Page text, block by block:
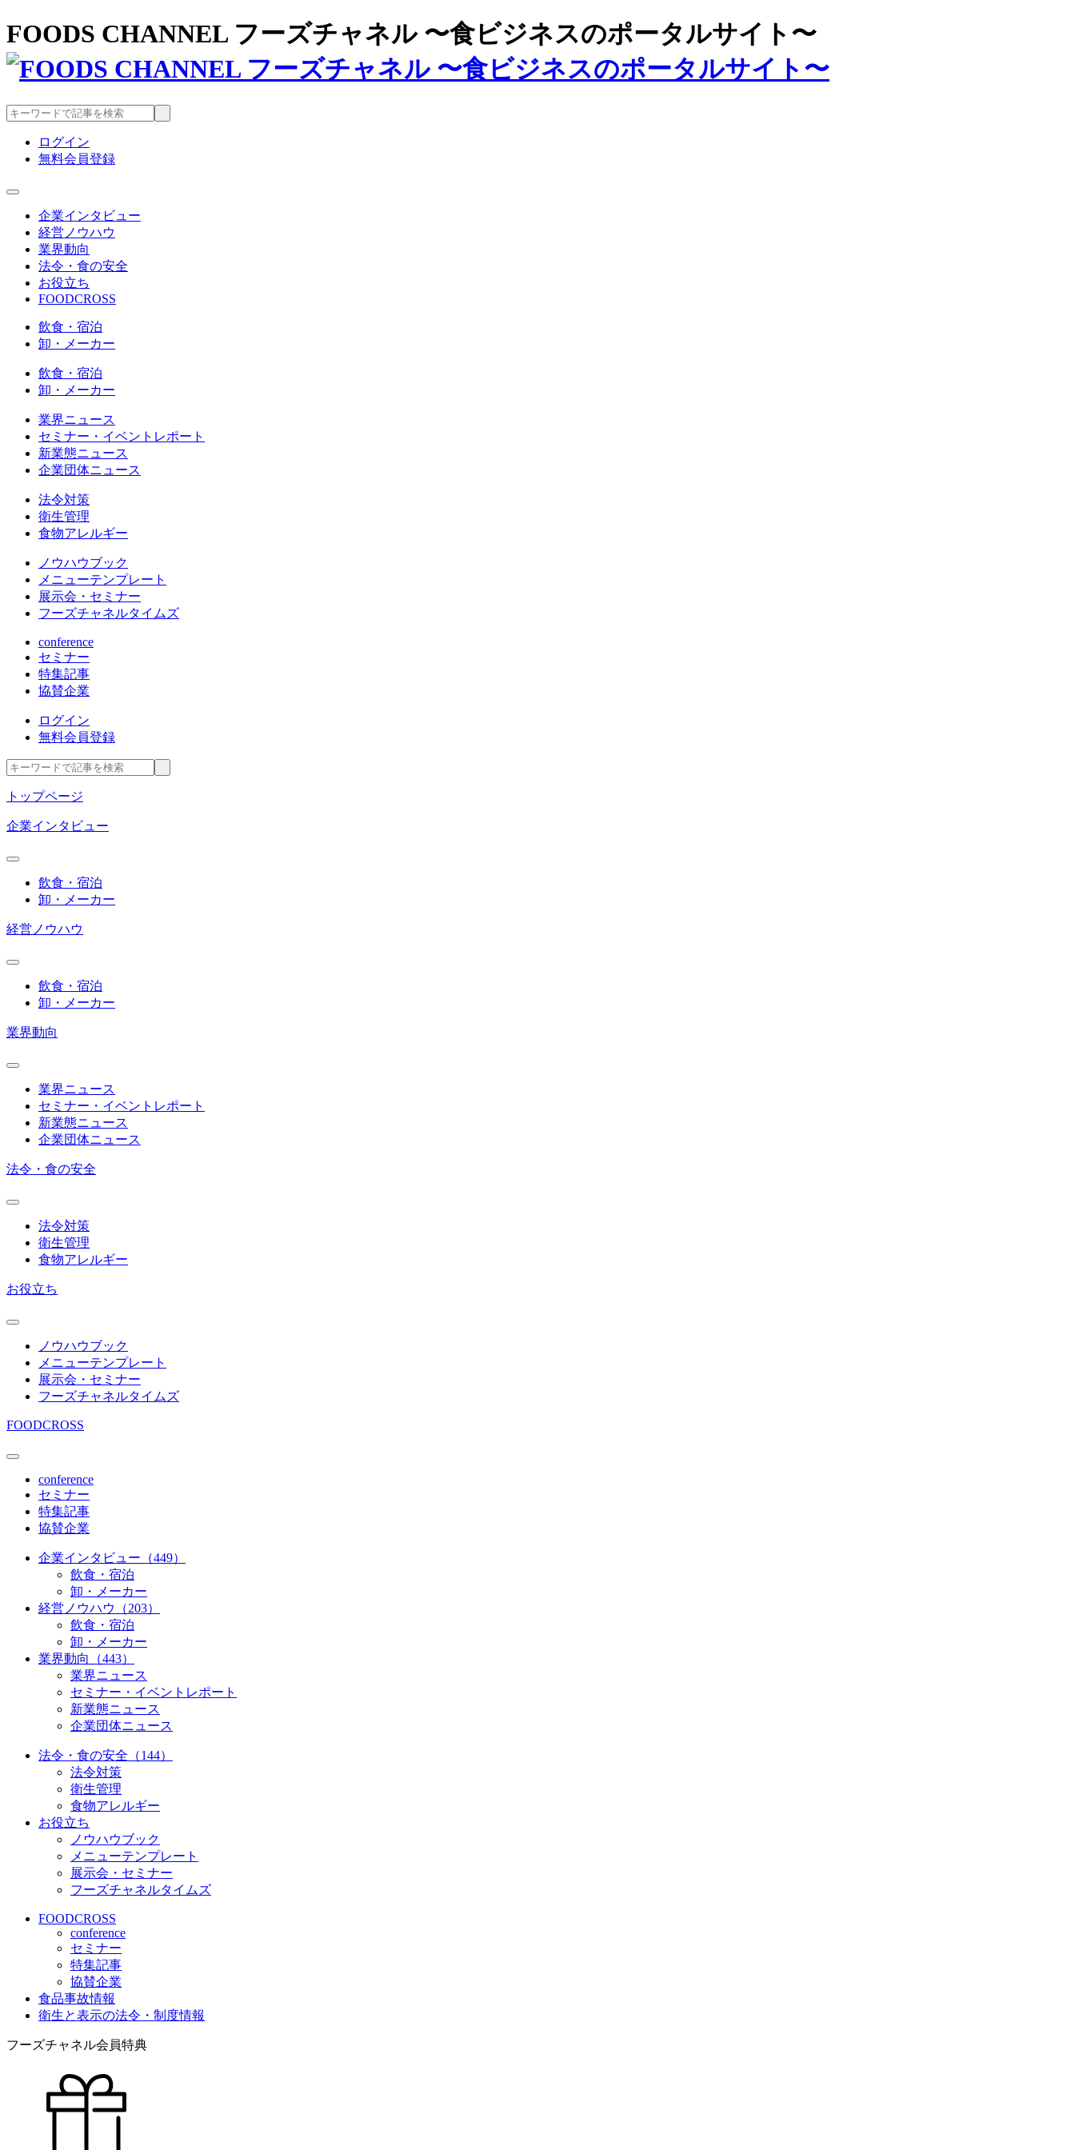
FOODS CHANNEL フーズチャネル 〜食ビジネスのポータルサイト〜
ログイン
無料会員登録
企業インタビュー
経営ノウハウ
業界動向
法令・食の安全
お役立ち
FOODCROSS
飲食・宿泊
卸・メーカー
飲食・宿泊
卸・メーカー
業界ニュース
セミナー・イベントレポート
新業態ニュース
企業団体ニュース
法令対策
衛生管理
食物アレルギー
ノウハウブック
メニューテンプレート
展示会・セミナー
フーズチャネルタイムズ
conference
セミナー
特集記事
協賛企業
ログイン
無料会員登録
トップページ
企業インタビュー
飲食・宿泊
卸・メーカー
経営ノウハウ
飲食・宿泊
卸・メーカー
業界動向
業界ニュース
セミナー・イベントレポート
新業態ニュース
企業団体ニュース
法令・食の安全
法令対策
衛生管理
食物アレルギー
お役立ち
ノウハウブック
メニューテンプレート
展示会・セミナー
フーズチャネルタイムズ
FOODCROSS
conference
セミナー
特集記事
協賛企業
企業インタビュー（449）
飲食・宿泊
卸・メーカー
経営ノウハウ（203）
飲食・宿泊
卸・メーカー
業界動向（443）
業界ニュース
セミナー・イベントレポート
新業態ニュース
企業団体ニュース
法令・食の安全（144）
法令対策
衛生管理
食物アレルギー
お役立ち
ノウハウブック
メニューテンプレート
展示会・セミナー
フーズチャネルタイムズ
FOODCROSS
conference
セミナー
特集記事
協賛企業
食品事故情報
衛生と表示の法令・制度情報
フーズチャネル会員特典